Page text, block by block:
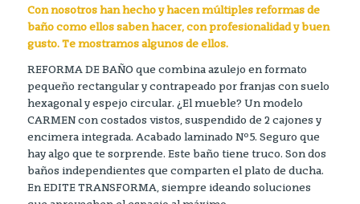
Con nosotros han hecho y hacen múltiples reformas de
baño como ellos saben hacer, con profesionalidad y buen
gusto. Te mostramos algunos de ellos.
REFORMA DE BAÑO que combina azulejo en formato
pequeño rectangular y contrapeado por franjas con suelo
hexagonal y espejo circular. ¿El mueble? Un modelo
CARMEN con costados vistos, suspendido de 2 cajones y
encimera integrada. Acabado laminado Nº5. Seguro que
hay algo que te sorprende. Este baño tiene truco. Son dos
baños independientes que comparten el plato de ducha.
En EDITE TRANSFORMA, siempre ideando soluciones